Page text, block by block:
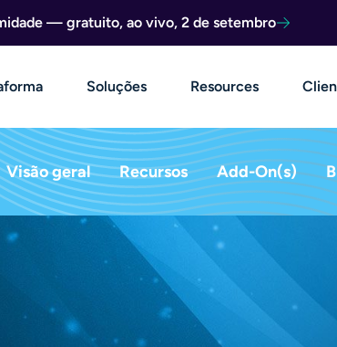
— gratuito, ao vivo, 2 de setembro
Soluções Resources
Visão geral Recursos Add-On(s)